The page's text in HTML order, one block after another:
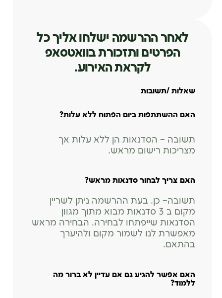
הנחיית קבוצות
16:45-18:00
18:00-19:30
התמקדות
18:30-19:45
18:30-19:45
לאחר ההרשמה ישלחו אליך כל
הפרטים ותזכורת בוואטסאפ
לקראת האירוע.
שאלות /תשובות
האם ההשתתפות ביום הפתוח ללא עלות?
תשובה – הסדנאות הן ללא עלות אך
מצריכות רישום מראש.
האם צריך לבחור סדנאות מראש?
תשובה– כן. בעת ההרשמה ניתן לשריין
מקום ב 3 סדנאות מבוא מתוך מגוון
הסדנאות שייפתחו לבחירה. הבחירה מראש
מאפשרת לנו לשמור מקום ולהיערך
בהתאם.
האם אפשר להגיע גם אם עדיין לא ברור מה
ללמוד?